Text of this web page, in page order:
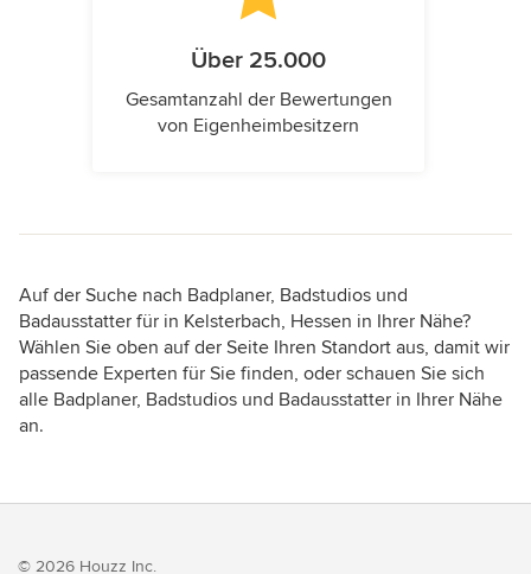
Über 25.000
Gesamtanzahl der Bewertungen
von Eigenheimbesitzern
Auf der Suche nach Badplaner, Badstudios und
Badausstatter für in Kelsterbach, Hessen in Ihrer Nähe?
Wählen Sie oben auf der Seite Ihren Standort aus, damit wir
passende Experten für Sie finden, oder schauen Sie sich
alle Badplaner, Badstudios und Badausstatter in Ihrer Nähe
an.
© 2026 Houzz Inc.